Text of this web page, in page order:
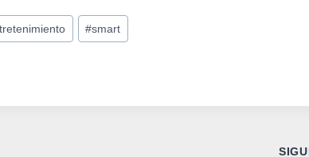
#smart